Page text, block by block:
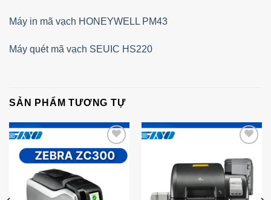
Máy in mã vạch HONEYWELL PM43
Máy quét mã vạch SEUIC HS220
SẢN PHẨM TƯƠNG TỰ
Add to
Wishlist
Wishlist